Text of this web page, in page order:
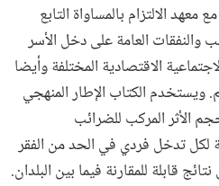
الالتزام بالمساواة التابع
والنفقات العامة على دخل الأسر
الاقتصادية المختلفة وأيضا
ويستخدم الكتاب الإطار المنهجي
الأثر المركب للضرائب
لكل تدخل فردي في الحد من الفقر
قابلة للمقارنة فيما بين البلدان.